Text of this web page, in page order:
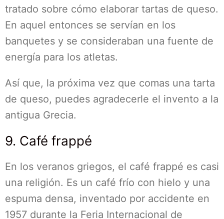
tratado sobre cómo elaborar tartas de queso.
En aquel entonces se servían en los
banquetes y se consideraban una fuente de
energía para los atletas.
Así que, la próxima vez que comas una tarta
de queso, puedes agradecerle el invento a la
antigua Grecia.
9. Café frappé
En los veranos griegos, el café frappé es casi
una religión. Es un café frío con hielo y una
espuma densa, inventado por accidente en
1957 durante la Feria Internacional de